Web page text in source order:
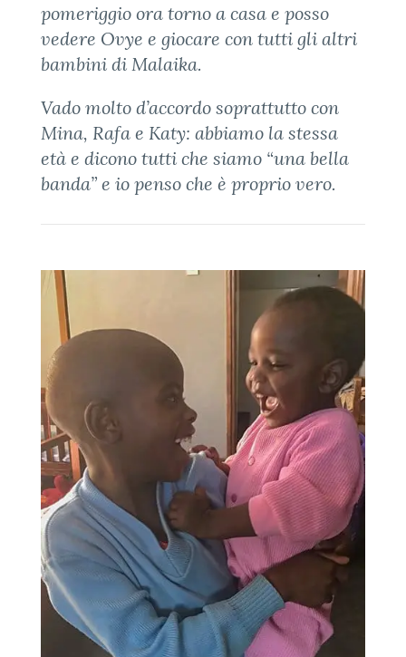
pomeriggio ora torno a casa e posso
vedere Ovye e giocare con tutti gli altri
bambini di Malaika.
Vado molto d’accordo soprattutto con
Mina, Rafa e Katy: abbiamo la stessa
età e dicono tutti che siamo “una bella
banda” e io penso che è proprio vero.